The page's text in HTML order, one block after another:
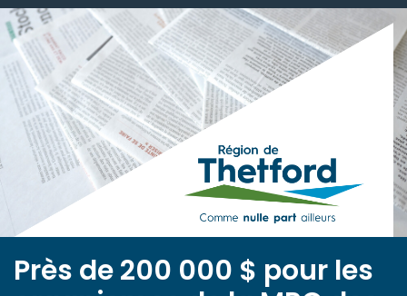
submenu (Visiteurs )
submenu (Nouvelles )
submenu (Documentation )
Près de 200 000 $ pour les